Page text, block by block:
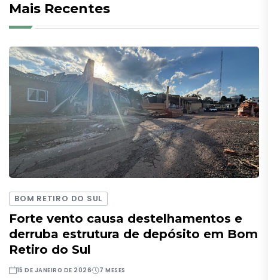
Mais Recentes
BOM RETIRO DO SUL
Forte vento causa destelhamentos e
derruba estrutura de depósito em Bom
Retiro do Sul
15 DE JANEIRO DE 2026 7 MESES